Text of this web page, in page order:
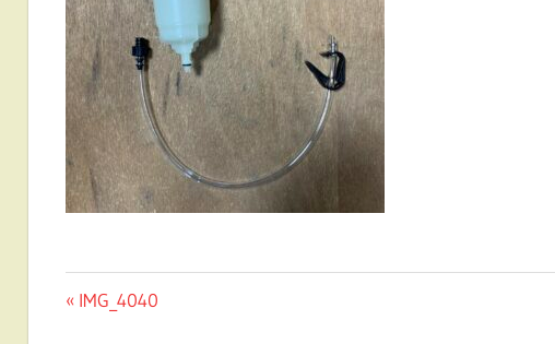
投
前
IMG_4040